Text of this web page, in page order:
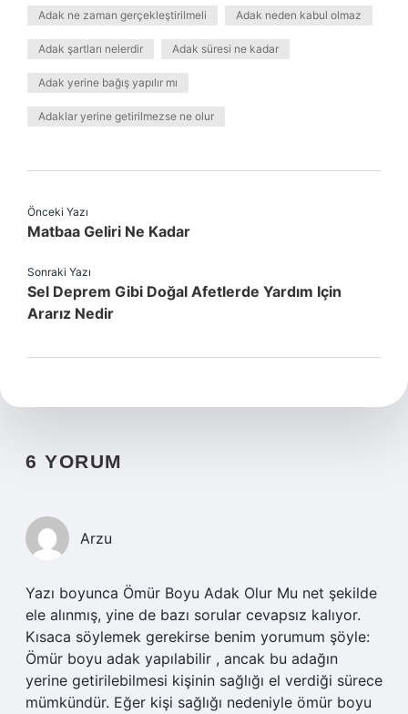
Adak ne zaman gerçekleştirilmeli Adak neden kabul olmaz
Adak şartları nelerdir Adak süresi ne kadar
Adak yerine bağış yapılır mı
Adaklar yerine getirilmezse ne olur
Önceki Yazı
Matbaa Geliri Ne Kadar
Sonraki Yazı
Sel Deprem Gibi Doğal Afetlerde Yardım Için
Ararız Nedir
6 YORUM
Arzu
Yazı boyunca Ömür Boyu Adak Olur Mu net şekilde
ele alınmış, yine de bazı sorular cevapsız kalıyor.
Kısaca söylemek gerekirse benim yorumum şöyle:
Ömür boyu adak yapılabilir , ancak bu adağın
yerine getirilebilmesi kişinin sağlığı el verdiği sürece
mümkündür. Eğer kişi sağlığı nedeniyle ömür boyu